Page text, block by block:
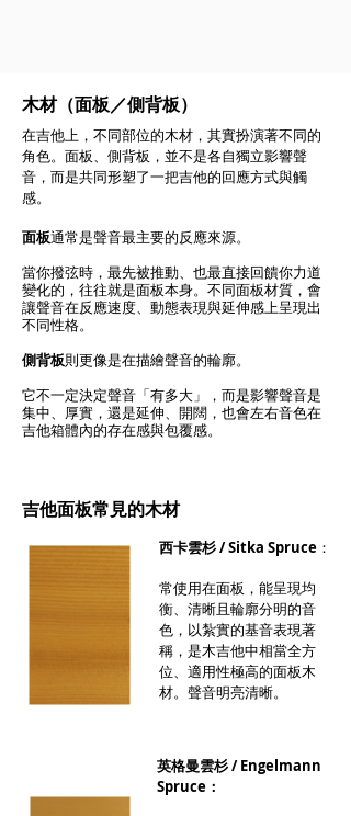
木材（面板／側背板）
在吉他上，不同部位的木材，其實扮演著不同的
角色。面板、側背板，並不是各自獨立影響聲
音，而是共同形塑了一把吉他的回應方式與觸
感。
面板通常是聲音最主要的反應來源。
當你撥弦時，最先被推動、也最直接回饋你力道
變化的，往往就是面板本身。不同面板材質，會
讓聲音在反應速度、動態表現與延伸感上呈現出
不同性格。
側背板則更像是在描繪聲音的輪廓。
它不一定決定聲音「有多大」，而是影響聲音是
集中、厚實，還是延伸、開闊，也會左右音色在
吉他箱體內的存在感與包覆感。
吉他面板常見的木材
西卡雲杉 / Sitka Spruce ：
常使用在面板，能呈現均
衡、清晰且輪廓分明的音
色，以紮實的基音表現著
稱，是木吉他中相當全方
位、適用性極高的面板木
材。聲音明亮清晰。
英格曼雲杉 / Engelmann
Spruce：